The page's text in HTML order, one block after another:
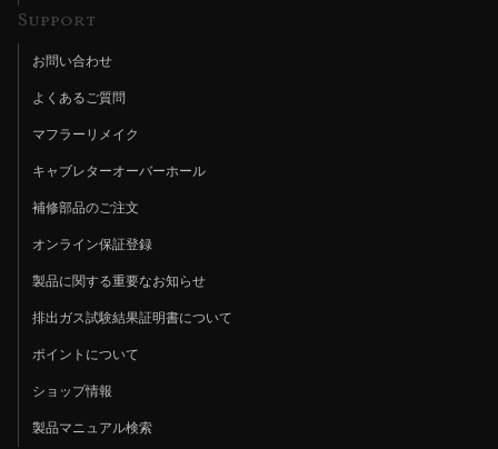
Support
お問い合わせ
よくあるご質問
マフラーリメイク
キャブレターオーバーホール
補修部品のご注文
オンライン保証登録
製品に関する重要なお知らせ
排出ガス試験結果証明書について
ポイントについて
ショップ情報
製品マニュアル検索